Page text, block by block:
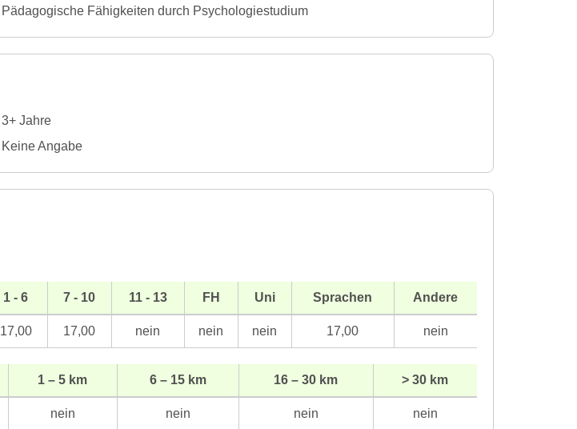
Pädagogische Fähigkeiten durch Psychologiestudium
3+ Jahre
Keine Angabe
1 - 6 7 - 10 11 - 13 FH Uni Sprachen Andere
17,00 17,00 nein nein nein 17,00 nein
1 – 5 km 6 – 15 km 16 – 30 km > 30 km
nein nein nein nein